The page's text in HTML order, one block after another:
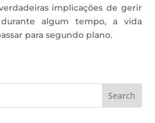
implicações de gerir
algum tempo, a vida
para segundo plano.